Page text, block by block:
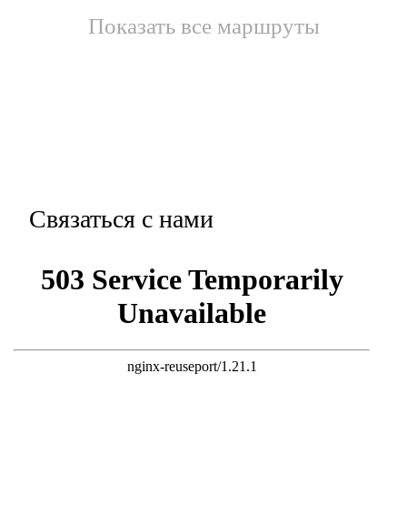
Показать все маршруты
Связаться с нами